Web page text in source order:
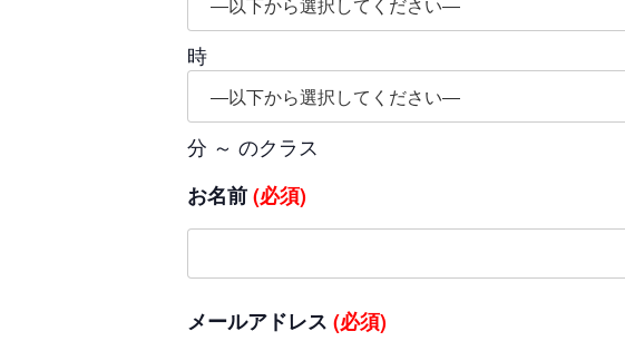
時
分 ～ のクラス
お名前(必須)
メールアドレス (必須)